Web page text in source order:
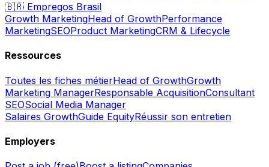
🇧🇷 Empregos Brasil
Growth MarketingHead of GrowthPerformance
MarketingSEOProduct MarketingCRM & Lifecycle
Ressources
Toutes les fiches métierHead of GrowthGrowth
Marketing ManagerResponsable AcquisitionConsultant
SEOSocial Media Manager
Salaires GrowthGuide EquityRéussir son entretien
Employers